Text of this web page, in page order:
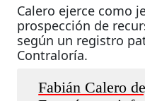
Calero ejerce como
prospección de
según un registro
Contraloría.
Fabián Calero